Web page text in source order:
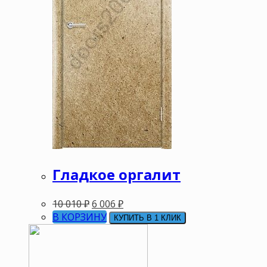
Гладкое оргалит
10 010₽6 006 ₽
В КОРЗИНУ
КУПИТЬ В 1 КЛИК